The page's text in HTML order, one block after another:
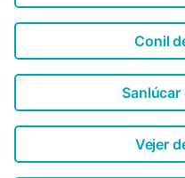
Conil
Sanlúcar
Vejer